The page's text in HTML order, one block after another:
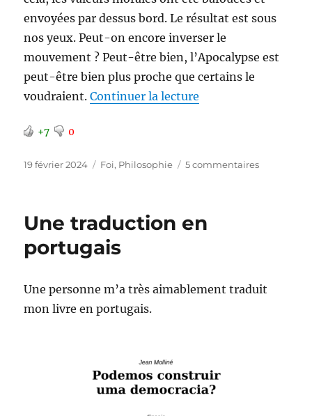
envoyées par dessus bord. Le résultat est sous
nos yeux. Peut-on encore inverser le
mouvement ? Peut-être bien, l’Apocalypse est
peut-être bien plus proche que certains le
voudraient.Continuer la lecture
+7 0
Publié
19 février 2024 Catégories
Foi, Philosophie 5 commentairessur
Une traduction en
portugais
Une personne m’a très aimablement traduit
mon livre en portugais.